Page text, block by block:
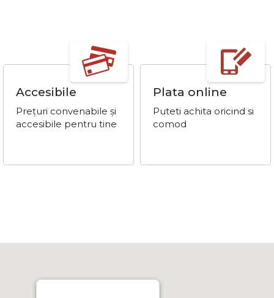
Accesibile
Prețuri convenabile și
accesibile pentru tine
Plata online
Puteti achita oricind si
comod